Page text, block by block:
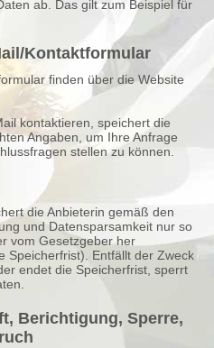
ab. Das gilt zum Beispiel für
Kontaktformular
finden über die Website
kontaktieren, speichert die
Angaben, um Ihre Anfrage
stellen zu können.
die Anbieterin gemäß den
und Datensparsamkeit nur so
vom Gesetzgeber her
Speicherfrist). Entfällt der Zweck
endet die Speicherfrist, sperrt
Berichtigung, Sperre,